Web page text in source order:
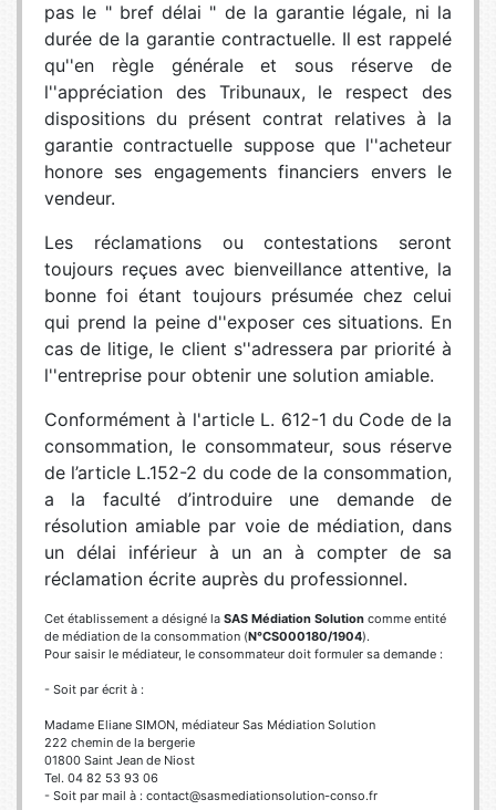
pas le " bref délai " de la garantie légale, ni la
durée de la garantie contractuelle. Il est rappelé
qu''en règle générale et sous réserve de
l''appréciation des Tribunaux, le respect des
dispositions du présent contrat relatives à la
garantie contractuelle suppose que l''acheteur
honore ses engagements financiers envers le
vendeur.
Les réclamations ou contestations seront
toujours reçues avec bienveillance attentive, la
bonne foi étant toujours présumée chez celui
qui prend la peine d''exposer ces situations. En
cas de litige, le client s''adressera par priorité à
l''entreprise pour obtenir une solution amiable.
Conformément à l'article L. 612-1 du Code de la
consommation, le consommateur, sous réserve
de l’article L.152-2 du code de la consommation,
a la faculté d’introduire une demande de
résolution amiable par voie de médiation, dans
un délai inférieur à un an à compter de sa
réclamation écrite auprès du professionnel.
Cet établissement a désigné la SAS Médiation Solution comme entité
de médiation de la consommation (N°CS000180/1904).
Pour saisir le médiateur, le consommateur doit formuler sa demande :
- Soit par écrit à :
Madame Eliane SIMON, médiateur Sas Médiation Solution
222 chemin de la bergerie
01800 Saint Jean de Niost
Tel. 04 82 53 93 06
- Soit par mail à : contact@sasmediationsolution-conso.fr